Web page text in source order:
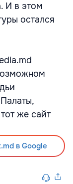
И в этом
остался
же сайт
в Google